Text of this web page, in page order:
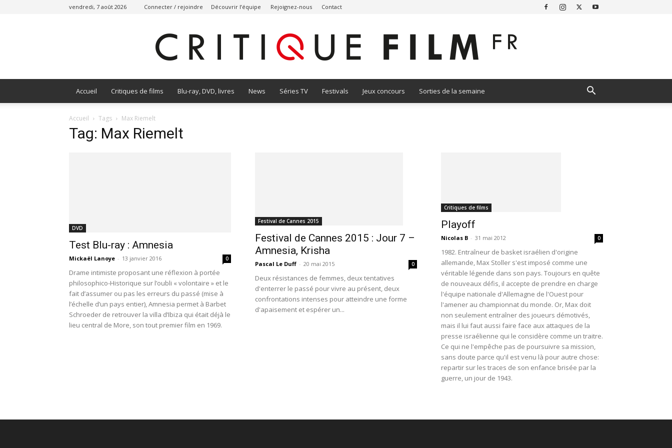
vendredi, 7 août 2026 Connecter / rejoindre Découvrir l’équipe Rejoignez-nous Contact
Accueil Critiques de films Blu-ray, DVD, livres News Séries TV Festivals Jeux concours Sorties de la semaine
Accueil Tags Max Riemelt
Tag: Max Riemelt
DVD
Test Blu-ray : Amnesia
Mickaël Lanoye - 13 janvier 2016 0
Drame intimiste proposant une réflexion à portée
philosophico-Historique sur l’oubli « volontaire » et le
fait d’assumer ou pas les erreurs du passé (mise à
l’échelle d’un pays entier), Amnesia permet à Barbet
Schroeder de retrouver la villa d’Ibiza qui était déjà le
lieu central de More, son tout premier film en 1969.
Festival de Cannes 2015
Festival de Cannes 2015 : Jour 7 –
Amnesia, Krisha
Pascal Le Duff - 20 mai 2015 0
Deux résistances de femmes, deux tentatives
d'enterrer le passé pour vivre au présent, deux
confrontations intenses pour atteindre une forme
d'apaisement et espérer un...
Critiques de films
Playoff
Nicolas B - 31 mai 2012 0
1982. Entraîneur de basket israélien d'origine
allemande, Max Stoller s'est imposé comme une
véritable légende dans son pays. Toujours en quête
de nouveaux défis, il accepte de prendre en charge
l'équipe nationale d'Allemagne de l'Ouest pour
l'amener au championnat du monde. Or, Max doit
non seulement entraîner des joueurs démotivés,
mais il lui faut aussi faire face aux attaques de la
presse israélienne qui le considère comme un traitre.
Ce qui ne l'empêche pas de poursuivre sa mission,
sans doute parce qu'il est venu là pour autre chose:
repartir sur les traces de son enfance brisée par la
guerre, un jour de 1943.